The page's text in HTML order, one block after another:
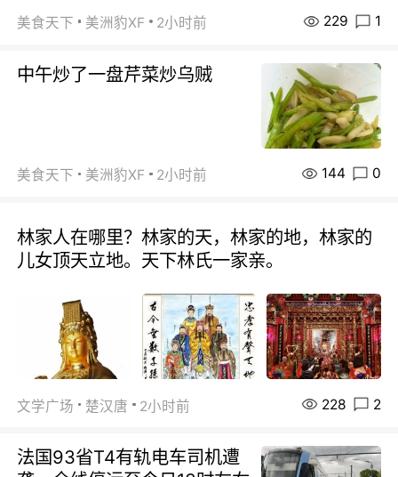
美食天下 美洲豹XF 2小时前 229 1
中午炒了一盘芹菜炒乌贼
美食天下 美洲豹XF 2小时前 144 0
林家人在哪里？林家的天，林家的地，林家的
儿女顶天立地。天下林氏一家亲。
文学广场 楚汉唐 2小时前 228 2
法国93省T4有轨电车司机遭